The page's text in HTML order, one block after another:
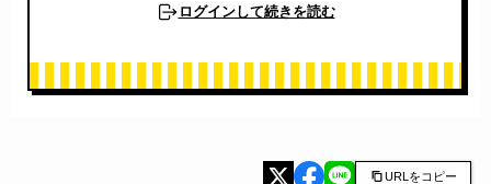
ログインして続きを読む
URLをコピー